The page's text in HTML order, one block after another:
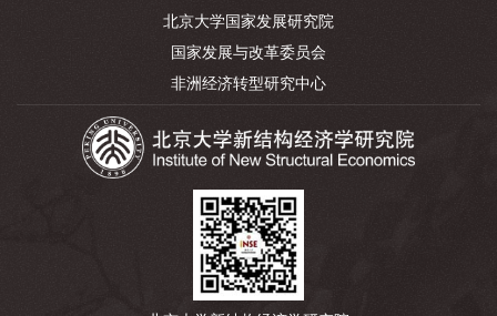
北京大学国家发展研究院
国家发展与改革委员会
非洲经济转型研究中心